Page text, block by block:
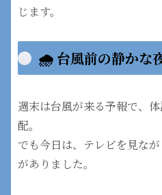
じます。
🌧 台風前の静かな
週末は台風が来る予報で、
配。
でも今日は、テレビを見な
がありました。